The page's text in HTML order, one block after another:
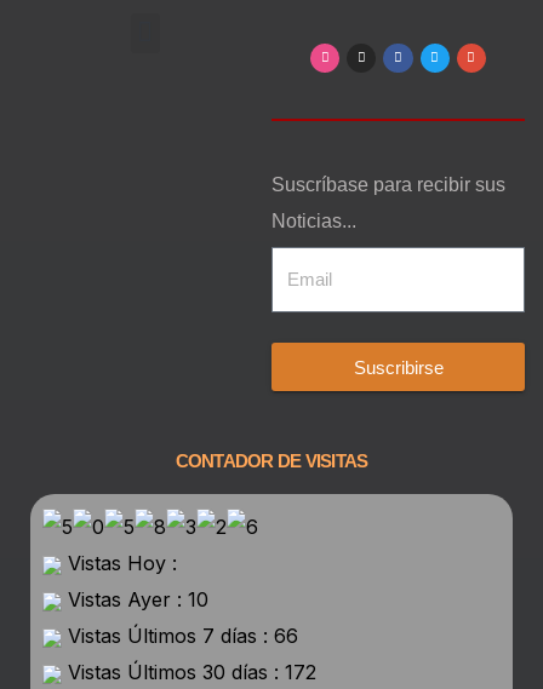
Suscríbase para recibir sus
Noticias...
Suscribirse
CONTADOR DE VISITAS
Vistas Hoy :
Vistas Ayer : 10
Vistas Últimos 7 días : 66
Vistas Últimos 30 días : 172